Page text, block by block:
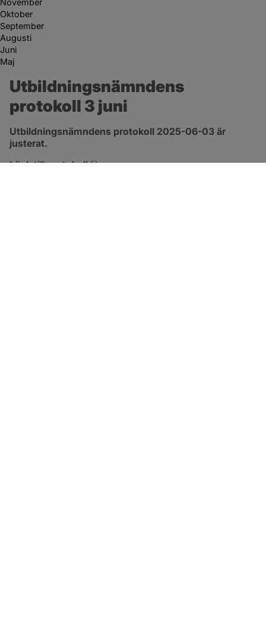
Oktober
September
Augusti
Juni
Maj
Utbildningsnämndens
protokoll 3 juni
Utbildningsnämndens protokoll 2025-06-03 är
justerat.
Länk till protokoll
pdf, 272.1 kB, öppnas i nytt fönster.